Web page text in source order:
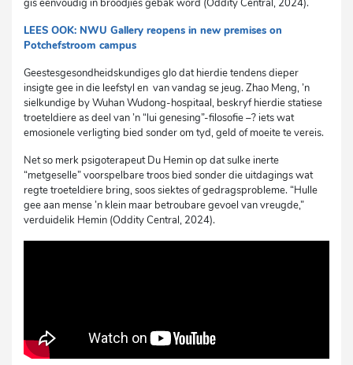
LEES OOK: NWU Gallery reopens in new premises on
Potchefstroom campus
Geestesgesondheidskundiges glo dat hierdie tendens dieper
insigte gee in die leefstyl en van vandag se jeug. Zhao Meng, ’n
sielkundige by Wuhan Wudong-hospitaal, beskryf hierdie statiese
troeteldiere as deel van ’n “lui genesing”-filosofie –? iets wat
emosionele verligting bied sonder om tyd, geld of moeite te vereis.
Net so merk psigoterapeut Du Hemin op dat sulke inerte
“metgeselle” voorspelbare troos bied sonder die uitdagings wat
regte troeteldiere bring, soos siektes of gedragsprobleme. “Hulle
gee aan mense ’n klein maar betroubare gevoel van vreugde,”
verduidelik Hemin (Oddity Central, 2024).